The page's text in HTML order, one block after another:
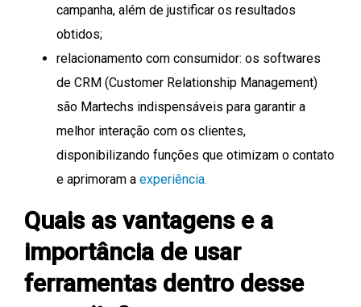
campanha, além de justificar os resultados
obtidos;
relacionamento com consumidor: os softwares
de CRM (Customer Relationship Management)
são Martechs indispensáveis para garantir a
melhor interação com os clientes,
disponibilizando funções que otimizam o contato
e aprimoram a experiência.
Quais as vantagens e a
importância de usar
ferramentas dentro desse